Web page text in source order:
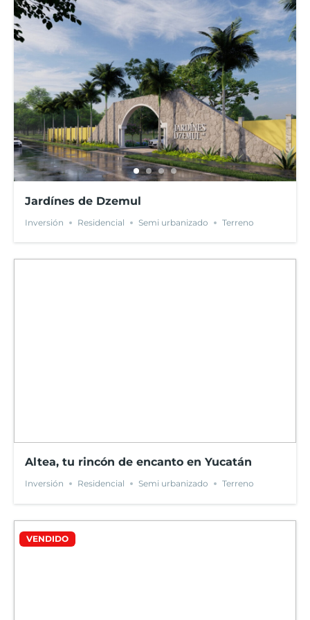
Jardínes de Dzemul
Inversión Residencial Semi urbanizado Terreno
Altea, tu rincón de encanto en Yucatán
Inversión Residencial Semi urbanizado Terreno
VENDIDO